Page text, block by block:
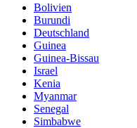
Bolivien
Burundi
Deutschland
Guinea
Guinea-Bissau
Israel
Kenia
Myanmar
Senegal
Simbabwe